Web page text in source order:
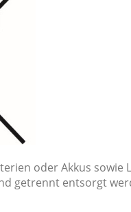
oder Akkus
getrennt entsorgt